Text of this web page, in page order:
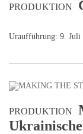
PRODUKTION
Uraufführung: 9. Juli
PRODUKTION